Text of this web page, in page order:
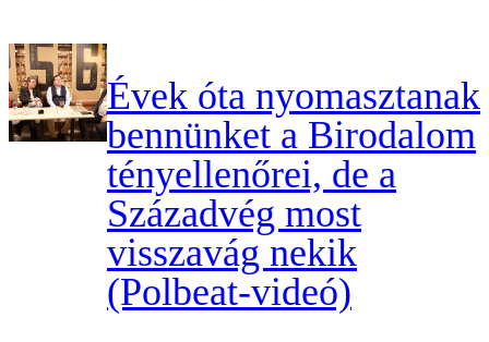
Évek óta nyomasztanak
bennünket a Birodalom
tényellenőrei, de a
Századvég most
visszavág nekik
(Polbeat-videó)